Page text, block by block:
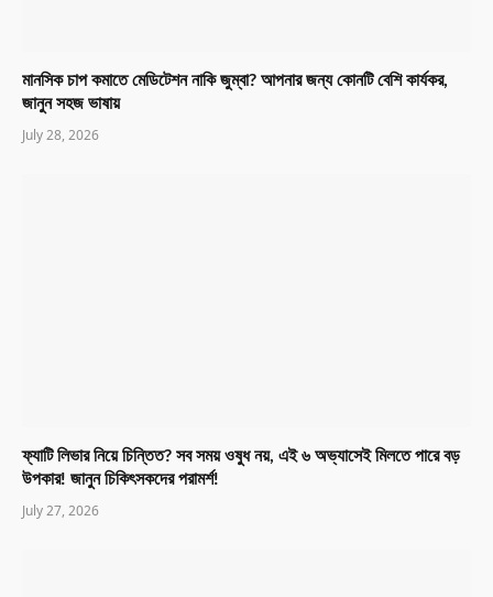
মানসিক চাপ কমাতে মেডিটেশন নাকি জুম্বা? আপনার জন্য কোনটি বেশি কার্যকর,
জানুন সহজ ভাষায়
July 28, 2026
ফ্যাটি লিভার নিয়ে চিন্তিত? সব সময় ওষুধ নয়, এই ৬ অভ্যাসেই মিলতে পারে বড়
উপকার! জানুন চিকিৎসকদের পরামর্শ!
July 27, 2026